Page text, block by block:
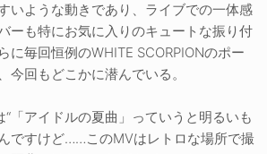
いような動きであり、ライブでの一体感
ーも特にお気に入りのキュートな振り付
に毎回恒例のWHITE SCORPIONのポー
今回もどこかに潜んでいる。
“「アイドルの夏曲」っていうと明るいも
ですけど……このMVはレトロな場所で撮